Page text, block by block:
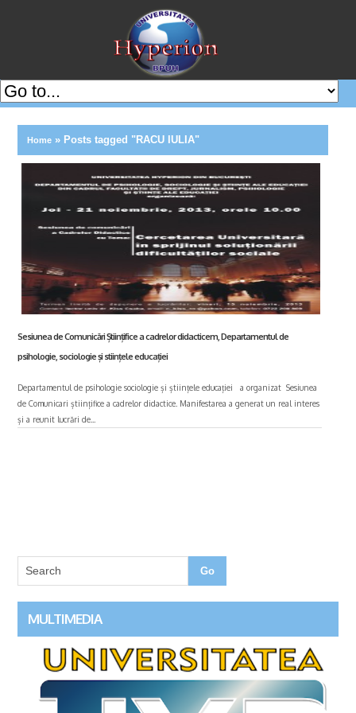
Home » Posts tagged "RACU IULIA"
Sesiunea de Comunicări Științifice a cadrelor didacticem, Departamentul de
psihologie, sociologie și stiințele educației
Departamentul de psihologie sociologie și științele educației a organizat Sesiunea
de Comunicari științifice a cadrelor didactice. Manifestarea a generat un real interes
și a reunit lucrări de...
MULTIMEDIA